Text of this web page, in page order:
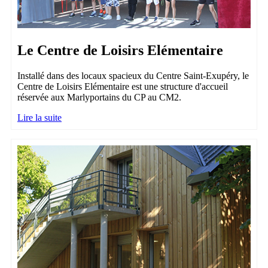
Le Centre de Loisirs Elémentaire
Installé dans des locaux spacieux du Centre Saint-Exupéry, le
Centre de Loisirs Elémentaire est une structure d'accueil
réservée aux Marlyportains du CP au CM2.
Lire la suite